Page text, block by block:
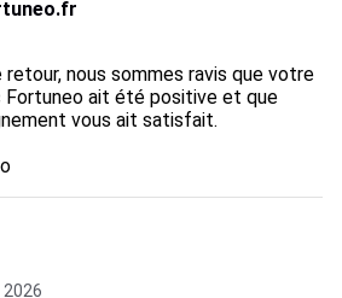
nous sommes ravis que votre
Fortuneo ait été positive et que
vous ait satisfait.